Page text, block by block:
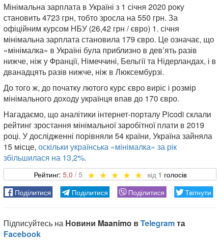
Мінімальна зарплата в Україні з 1 січня 2020 року
становить 4723 грн, тобто зросла на 550 грн. За
офіційним курсом НБУ (26,42 грн / євро) 1. січня
мінімальна зарплата становила 179 євро. Це означає, що
«мінімалка» в Україні була приблизно в дев’ять разів
нижче, ніж у Франції, Німеччині, Бельгії та Нідерландах, і в
дванадцять разів нижче, ніж в Люксембурзі.
До того ж, до початку лютого курс євро виріс і розмір
мінімального доходу українця впав до 170 євро.
Нагадаємо, що аналітики інтернет-порталу Picodi склали
рейтинг зростання мінімальної заробітної плати в 2019
році. У дослідженні порівняли 54 країни, Україна зайняла
15 місце, оскільки українська «мінімалка» за рік
збільшилася на 13,2%.
5,0 1